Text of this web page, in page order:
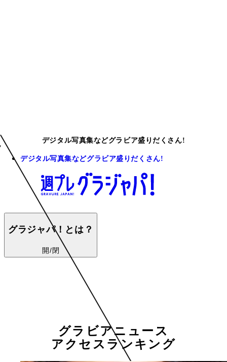
デジタル写真集などグラビア盛りだくさん!
デジタル写真集などグラビア盛りだくさん!
グラジャパ！とは？
開/閉
グラビアニュース
アクセスランキング